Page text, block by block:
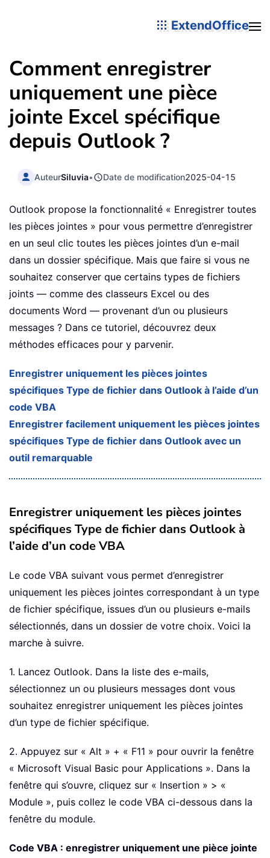
ExtendOffice
Comment enregistrer
uniquement une pièce
jointe Excel spécifique
depuis Outlook ?
AuteurSiluvia• Date de modification2025-04-15
Outlook propose la fonctionnalité « Enregistrer toutes
les pièces jointes » pour vous permettre d’enregistrer
en un seul clic toutes les pièces jointes d’un e-mail
dans un dossier spécifique. Mais que faire si vous ne
souhaitez conserver que certains types de fichiers
joints — comme des classeurs Excel ou des
documents Word — provenant d’un ou plusieurs
messages ? Dans ce tutoriel, découvrez deux
méthodes efficaces pour y parvenir.
Enregistrer uniquement les pièces jointes
spécifiques Type de fichier dans Outlook à l’aide d’un
code VBA
Enregistrer facilement uniquement les pièces jointes
spécifiques Type de fichier dans Outlook avec un
outil remarquable
Enregistrer uniquement les pièces jointes
spécifiques Type de fichier dans Outlook à
l’aide d’un code VBA
Le code VBA suivant vous permet d’enregistrer
uniquement les pièces jointes correspondant à un type
de fichier spécifique, issues d’un ou plusieurs e-mails
sélectionnés, dans un dossier de votre choix. Voici la
marche à suivre.
1. Lancez Outlook. Dans la liste des e-mails,
sélectionnez un ou plusieurs messages dont vous
souhaitez enregistrer uniquement les pièces jointes
d’un type de fichier spécifique.
2. Appuyez sur « Alt » + « F11 » pour ouvrir la fenêtre
« Microsoft Visual Basic pour Applications ». Dans la
fenêtre qui s’ouvre, cliquez sur « Insertion » > «
Module », puis collez le code VBA ci-dessous dans la
fenêtre du module.
Code VBA : enregistrer uniquement une pièce jointe